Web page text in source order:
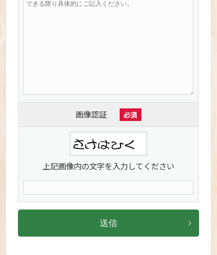
画像認証 必須
上記画像内の文字を入力してください